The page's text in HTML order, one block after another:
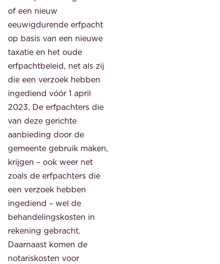
of een nieuw
eeuwigdurende erfpacht
op basis van een nieuwe
taxatie en het oude
erfpachtbeleid, net als zij
die een verzoek hebben
ingediend vóór 1 april
2023. De erfpachters die
van deze gerichte
aanbieding door de
gemeente gebruik maken,
krijgen – ook weer net
zoals de erfpachters die
een verzoek hebben
ingediend – wel de
behandelingskosten in
rekening gebracht.
Daarnaast komen de
notariskosten voor